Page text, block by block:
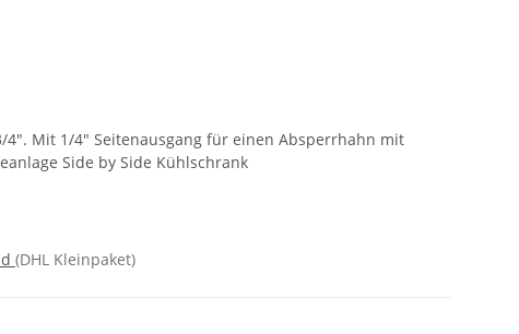
4". Mit 1/4" Seitenausgang für einen Absperrhahn mit
Side by Side Kühlschrank
(DHL Kleinpaket)